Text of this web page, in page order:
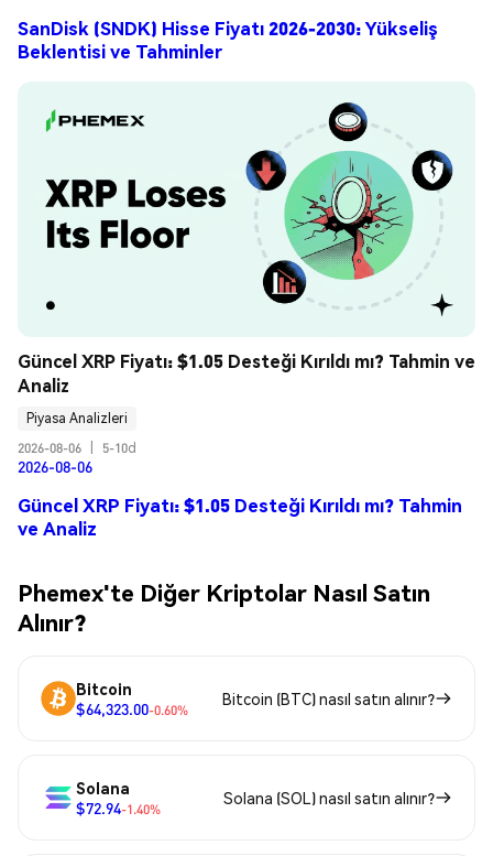
SanDisk (SNDK) Hisse Fiyatı 2026-2030: Yükseliş
Beklentisi ve Tahminler
Güncel XRP Fiyatı: $1.05 Desteği Kırıldı mı? Tahmin ve
Analiz
Piyasa Analizleri
2026-08-06
5-10d
2026-08-06
Güncel XRP Fiyatı: $1.05 Desteği Kırıldı mı? Tahmin
ve Analiz
Phemex'te Diğer Kriptolar Nasıl Satın
Alınır?
Bitcoin
$64,323.00-0.60%
Bitcoin (BTC) nasıl satın alınır?
Solana
$72.94-1.40%
Solana (SOL) nasıl satın alınır?